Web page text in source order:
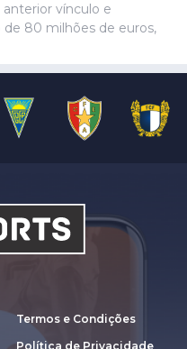
vínculo e
de 80 milhões de euros,
Termos e Condições
Política de Privacidade